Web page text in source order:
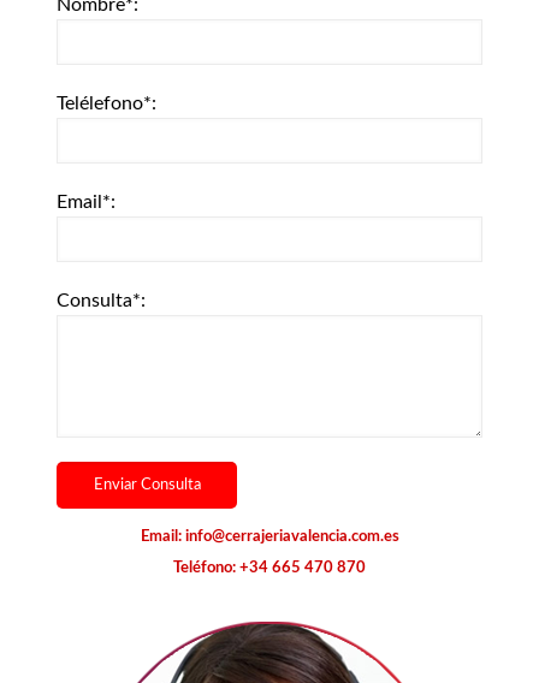
Nombre*:
Telélefono*:
Email*:
Consulta*:
Email: info@cerrajeriavalencia.com.es
Teléfono: +34 665 470 870